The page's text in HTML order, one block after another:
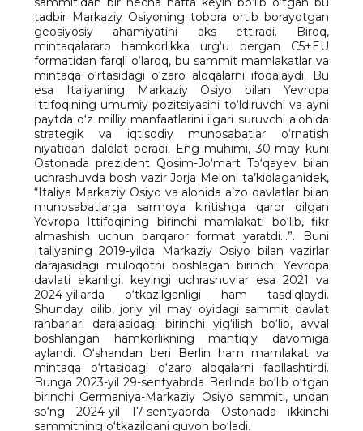
tadbir Markaziy Osiyoning tobora ortib borayotgan
geosiyosiy ahamiyatini aks ettiradi. Biroq,
mintaqalararo hamkorlikka urg‘u bergan C5+EU
formatidan farqli o‘laroq, bu sammit mamlakatlar va
mintaqa o‘rtasidagi o‘zaro aloqalarni ifodalaydi. Bu
esa Italiyaning Markaziy Osiyo bilan Yevropa
Ittifoqining umumiy pozitsiyasini to‘ldiruvchi va ayni
paytda o‘z milliy manfaatlarini ilgari suruvchi alohida
strategik va iqtisodiy munosabatlar o‘rnatish
niyatidan dalolat beradi. Eng muhimi, 30-may kuni
Ostonada prezident Qosim-Jo‘mart To‘qayev bilan
uchrashuvda bosh vazir Jorja Meloni ta’kidlaganidek,
“Italiya Markaziy Osiyo va alohida a’zo davlatlar bilan
munosabatlarga sarmoya kiritishga qaror qilgan
Yevropa Ittifoqining birinchi mamlakati bo‘lib, fikr
almashish uchun barqaror format yaratdi...”. Buni
Italiyaning 2019-yilda Markaziy Osiyo bilan vazirlar
darajasidagi muloqotni boshlagan birinchi Yevropa
davlati ekanligi, keyingi uchrashuvlar esa 2021 va
2024-yillarda o‘tkazilganligi ham tasdiqlaydi.
Shunday qilib, joriy yil may oyidagi sammit davlat
rahbarlari darajasidagi birinchi yig‘ilish bo‘lib, avval
boshlangan hamkorlikning mantiqiy davomiga
aylandi. O‘shandan beri Berlin ham mamlakat va
mintaqa o‘rtasidagi o‘zaro aloqalarni faollashtirdi.
Bunga 2023-yil 29-sentyabrda Berlinda bo‘lib o‘tgan
birinchi Germaniya-Markaziy Osiyo sammiti, undan
so‘ng 2024-yil 17-sentyabrda Ostonada ikkinchi
sammitning o‘tkazilgani guvoh bo‘ladi.